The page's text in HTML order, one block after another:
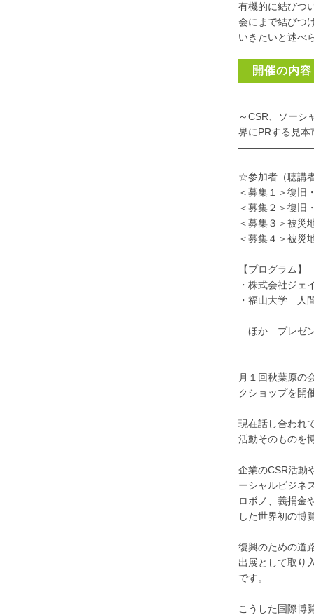
有機的に結びつ
会にまで結びつ
いきたいと述べ
開催の内容
～CSR、ソー
界にPRする見
☆参加者（聴講
＜募集１＞復旧
＜募集２＞復旧
＜募集３＞被災
＜募集４＞被災
【プログラム】
・株式会社ジ
・福山大学
ほか プレゼ
月１回秋葉原の
クショップを開
現在話し合われ
活動そのものを
企業のCSR活動
ーシャルビジネ
ロボノ、義捐金
した世界初の博
復興のための道
出展として取り
です。
こうした国際博